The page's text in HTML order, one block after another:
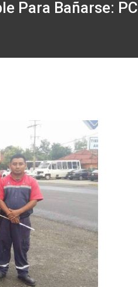
Para Bañarse: PC